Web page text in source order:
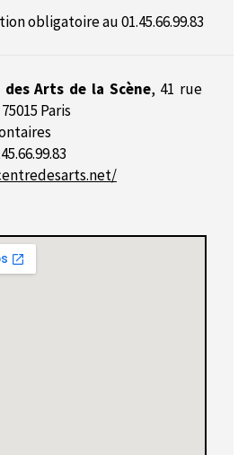
obligatoire au 01.45.66.99.83
des Arts de la Scène, 41 rue
Paris